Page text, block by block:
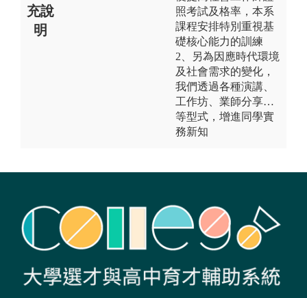
充說
明
照考試及格率，本系
課程安排特別重視基
礎核心能力的訓練
2、另為因應時代環境
及社會需求的變化，
我們透過各種演講、
工作坊、業師分享…
等型式，增進同學實
務新知